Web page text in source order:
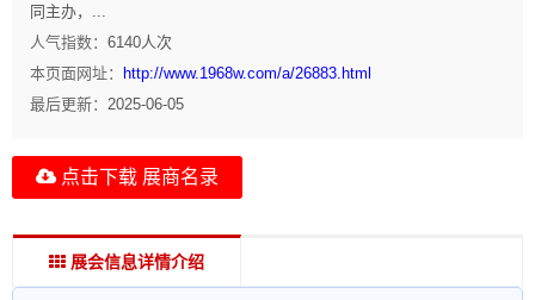
同主办，...
人气指数： 6140人次
本页面网址：
http://www.1968w.com/a/26883.html
最后更新： 2025-06-05
点击下载 展商名录
展会信息详情介绍